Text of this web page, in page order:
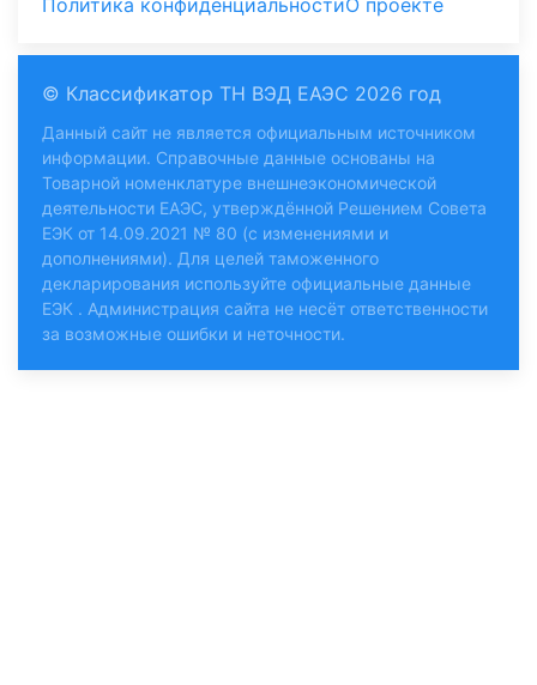
Политика конфиденциальностиО проекте
© Классификатор ТН ВЭД ЕАЭС 2026 год
Данный сайт не является официальным источником
информации. Справочные данные основаны на
Товарной номенклатуре внешнеэкономической
деятельности ЕАЭС, утверждённой Решением Совета
ЕЭК от 14.09.2021 № 80 (с изменениями и
дополнениями). Для целей таможенного
декларирования используйте официальные данные
ЕЭК . Администрация сайта не несёт ответственности
за возможные ошибки и неточности.